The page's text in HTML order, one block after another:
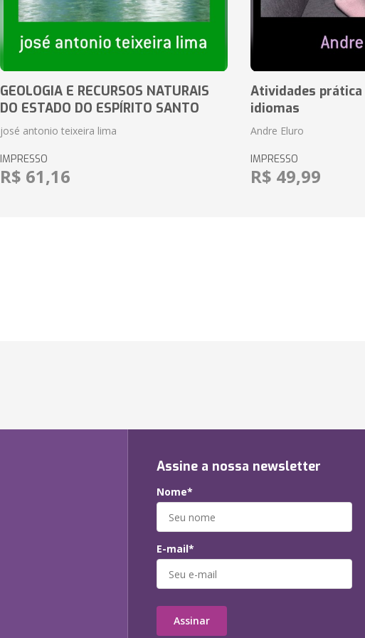
GEOLOGIA E RECURSOS NATURAIS
DO ESTADO DO ESPÍRITO SANTO
josé antonio teixeira lima
IMPRESSO
R$ 61,16
Atividades
idiomas
Andre Eluro
IMPRESSO
R$ 49,99
Assine a nossa newsletter
Nome*
E-mail*
Assinar